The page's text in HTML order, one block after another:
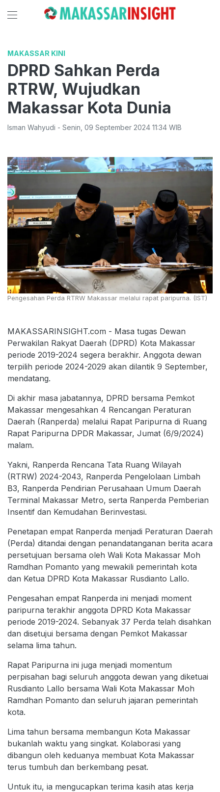
MAKASSAR KINI
DPRD Sahkan Perda
RTRW, Wujudkan
Makassar Kota Dunia
Isman Wahyudi - Senin 09 September 2024 11:34 WIB
Pengesahan Perda RTRW Makassar melalui rapat paripurna. (IST)
MAKASSARINSIGHT.com - Masa tugas Dewan
Perwakilan Rakyat Daerah (DPRD) Kota Makassar
periode 2019-2024 segera berakhir. Anggota dewan
terpilih periode 2024-2029 akan dilantik 9 September,
mendatang.
Di akhir masa jabatannya, DPRD bersama Pemkot
Makassar mengesahkan 4 Rencangan Peraturan
Daerah (Ranperda) melalui Rapat Paripurna di Ruang
Rapat Paripurna DPDR Makassar, Jumat (6/9/2024)
malam.
Yakni, Ranperda Rencana Tata Ruang Wilayah
(RTRW) 2024-2043, Ranperda Pengelolaan Limbah
B3, Ranperda Pendirian Perusahaan Umum Daerah
Terminal Makassar Metro, serta Ranperda Pemberian
Insentif dan Kemudahan Berinvestasi.
Penetapan empat Ranperda menjadi Peraturan Daerah
(Perda) ditandai dengan penandatanganan berita acara
persetujuan bersama oleh Wali Kota Makassar Moh
Ramdhan Pomanto yang mewakili pemerintah kota
dan Ketua DPRD Kota Makassar Rusdianto Lallo.
Pengesahan empat Ranperda ini menjadi moment
paripurna terakhir anggota DPRD Kota Makassar
periode 2019-2024. Sebanyak 37 Perda telah disahkan
dan disetujui bersama dengan Pemkot Makassar
selama lima tahun.
Rapat Paripurna ini juga menjadi momentum
perpisahan bagi seluruh anggota dewan yang diketuai
Rusdianto Lallo bersama Wali Kota Makassar Moh
Ramdhan Pomanto dan seluruh jajaran pemerintah
kota.
Lima tahun bersama membangun Kota Makassar
bukanlah waktu yang singkat. Kolaborasi yang
dibangun oleh keduanya membuat Kota Makassar
terus tumbuh dan berkembang pesat.
Untuk itu, ia mengucapkan terima kasih atas kerja